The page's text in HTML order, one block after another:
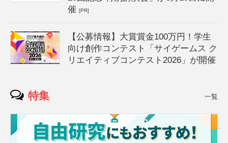
催[PR]
【公募情報】大賞賞金100万円！学生
向け創作コンテスト「サイゲームス ク
リエイティブコンテスト2026」が開催
特集 一覧